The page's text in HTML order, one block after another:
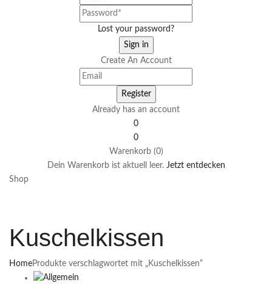
Lost your password?
Create An Account
Already has an account
0
0
Warenkorb (0)
Dein Warenkorb ist aktuell leer. Jetzt entdecken
Shop
Kuschelkissen
HomeProdukte verschlagwortet mit „Kuschelkissen“